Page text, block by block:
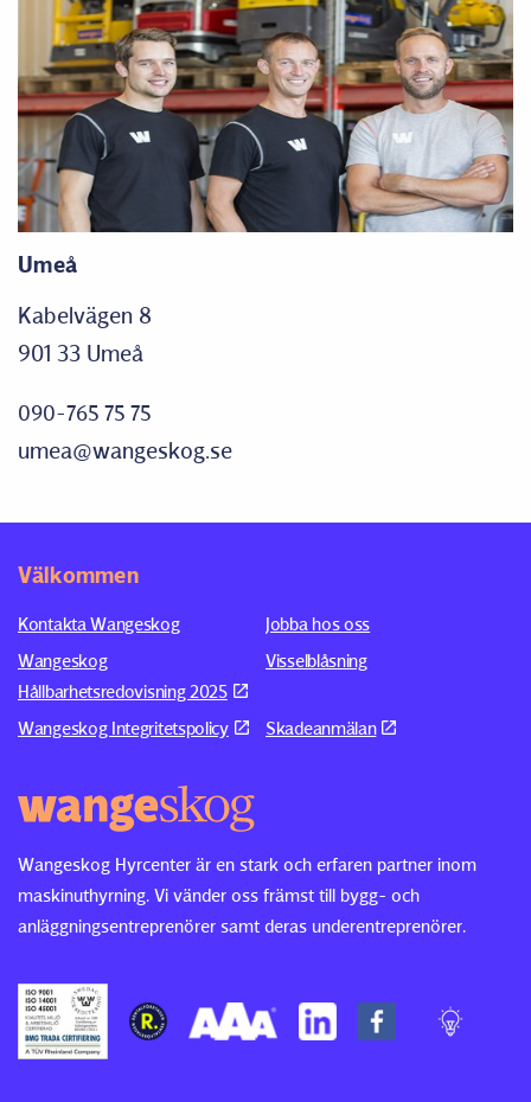
Umeå
Kabelvägen 8
901 33 Umeå
090-765 75 75
umea@wangeskog.se
Wangeskog Hyrcenter är en stark och erfaren partner inom
maskinuthyrning. Vi vänder oss främst till bygg- och
anläggningsentreprenörer samt deras underentreprenörer.
Välkommen
Kontakta Wangeskog
Jobba hos oss
Wangeskog
Hållbarhetsredovisning 2025
Visselblåsning
Wangeskog Integritetspolicy Skadeanmälan